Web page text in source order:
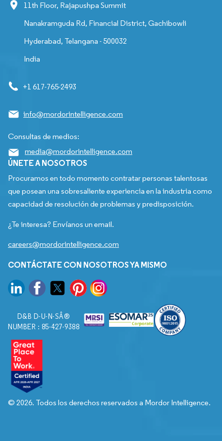
11th Floor, Rajapushpa Summit
Nanakramguda Rd, Financial District, Gachibowli
Hyderabad, Telangana - 500032
India
+1 617-765-2493
info@mordorintelligence.com
Consultas de medios:
media@mordorintelligence.com
ÚNETE A NOSOTROS
Procuramos en todo momento contratar personas talentosas
que posean una sobresaliente experiencia en la industria como
capacidad de resolución de problemas y predisposición.
¿Te interesa? Envíanos un email.
careers@mordorintelligence.com
CONTÁCTATE CON NOSOTROS YA MISMO
D&B D-U-N-SÂ®
NUMBER : 85-427-9388
© 2026. Todos los derechos reservados a Mordor Intelligence.